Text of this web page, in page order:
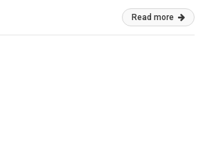
Read more